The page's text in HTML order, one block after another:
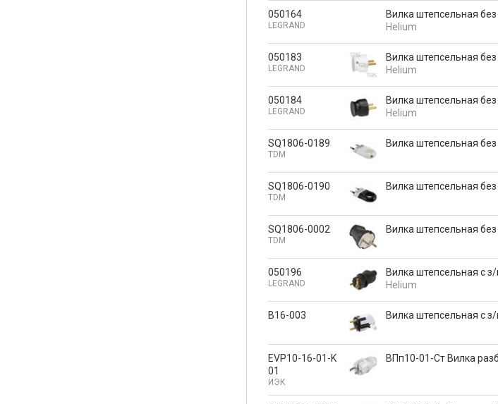
050164
LEGRAND
Вилка штепсельная
Helium
050183
LEGRAND
Вилка штепсельная
Helium
050184
LEGRAND
Вилка штепсельная
Helium
SQ1806-0189
TDM
Вилка штепсельная
SQ1806-0190
TDM
Вилка штепсельная
SQ1806-0002
TDM
Вилка штепсельная
050196
LEGRAND
Вилка штепсельная с
Helium
В16-003 Вилка штепсельная с з/
EVP10-16-01-K
01
ИЭК
ВПп10-01-Ст Вилка